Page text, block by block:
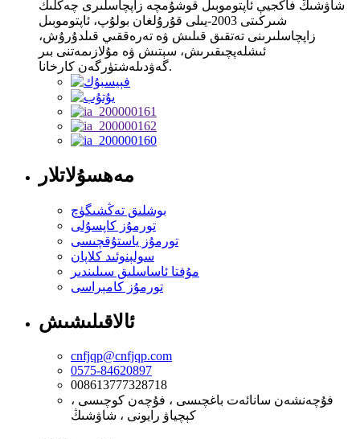
شاۋشىڭ فاڭجيې ئاپتوموبىل قوشۇمچە زاپچاسلىرى چەكلىك
شىركىتى 2003-يىلى قۇرۇلغان بولۇپ، ئاپتوموبىل
زاپچاسلىرىنى تەتقىق قىلىش ۋە تەرەققىي قىلدۇرۇش،
ئىشلەپچىقىرىش، سېتىش ۋە مۇلازىمەتنى بىر
گەۋدىلەشتۈرگەن كارخانا.
مەھسۇلاتلار
بوشلىق تەڭشىگۈچ
تورمۇز كاپسۇلى
تورمۇز ياستۇقچىسى
سولېنوئىد كلاپان
مۇفتا ئاساسلىق سىلىندىر
تورمۇز كامېراسى
ئالاقىلىشىش
cnfjqp@cnfjqp.com
0575-84620897
008613777328718
فۇچەنشەن سانائەت باغچىسى ، فۇچەن كوچىسى ،
كېچياۋ رايونى ، شاۋشىڭ